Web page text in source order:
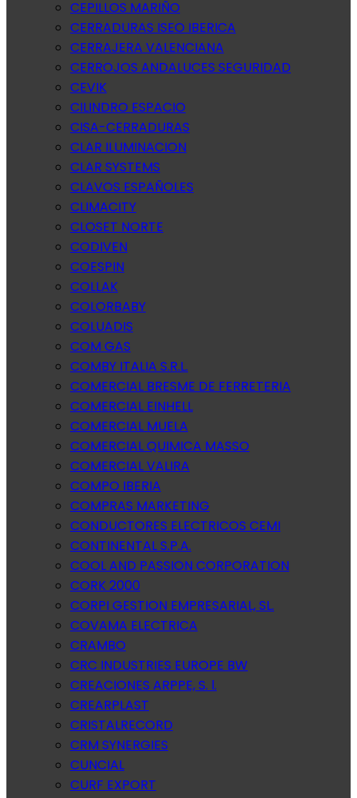
CEPILLOS MARIÑO
CERRADURAS ISEO IBERICA
CERRAJERA VALENCIANA
CERROJOS ANDALUCES SEGURIDAD
CEVIK
CILINDRO ESPACIO
CISA-CERRADURAS
CLAR ILUMINACION
CLAR SYSTEMS
CLAVOS ESPAÑOLES
CLIMACITY
CLOSET NORTE
CODIVEN
COESPIN
COLLAK
COLORBABY
COLUADIS
COM GAS
COMBY ITALIA S.R.L.
COMERCIAL BRESME DE FERRETERIA
COMERCIAL EINHELL
COMERCIAL MUELA
COMERCIAL QUIMICA MASSO
COMERCIAL VALIRA
COMPO IBERIA
COMPRAS MARKETING
CONDUCTORES ELECTRICOS CEMI
CONTINENTAL S.P.A.
COOL AND PASSION CORPORATION
CORK 2000
CORPI GESTION EMPRESARIAL, SL.
COVAMA ELECTRICA
CRAMBO
CRC INDUSTRIES EUROPE BW
CREACIONES ARPPE, S. l.
CREARPLAST
CRISTALRECORD
CRM SYNERGIES
CUNCIAL
CURF EXPORT